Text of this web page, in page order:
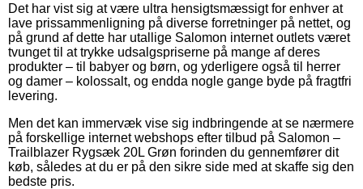
Det har vist sig at være ultra hensigtsmæssigt for enhver at
lave prissammenligning på diverse forretninger på nettet, og
på grund af dette har utallige Salomon internet outlets været
tvunget til at trykke udsalgspriserne på mange af deres
produkter – til babyer og børn, og yderligere også til herrer
og damer – kolossalt, og endda nogle gange byde på fragtfri
levering.
Men det kan immervæk vise sig indbringende at se nærmere
på forskellige internet webshops efter tilbud på Salomon –
Trailblazer Rygsæk 20L Grøn forinden du gennemfører dit
køb, således at du er på den sikre side med at skaffe sig den
bedste pris.